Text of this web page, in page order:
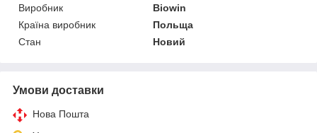
Виробник
Biowin
Країна виробник
Польща
Стан
Новий
Умови доставки
Нова Пошта